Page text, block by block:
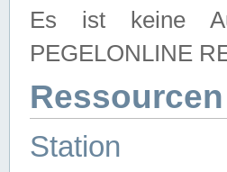
Es ist keine
PEGELONLINE
Ressourcen
Station